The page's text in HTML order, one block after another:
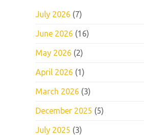
July 2026 (7)
June 2026 (16)
May 2026 (2)
April 2026 (1)
March 2026 (3)
December 2025 (5)
July 2025 (3)